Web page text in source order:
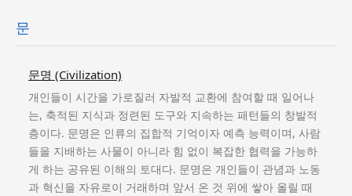
문
문명 (Civilization)
개인들이 시간을 가로질러 자발적 교환에 참여할 때 일어나
는, 축적된 지식과 정련된 도구와 지속하는 패턴들의 창발적
층이다. 문명은 인류의 집합적 기억이자 예측 능력이며, 사람
들을 지배하는 사물이 아니라 힘 없이 복잡한 협력을 가능하
게 하는 공유된 이해의 토대다. 문명은 개인들이 관념과 노동
과 혁신을 자유로이 거래하며 앞서 온 것 위에 쌓아 올릴 때